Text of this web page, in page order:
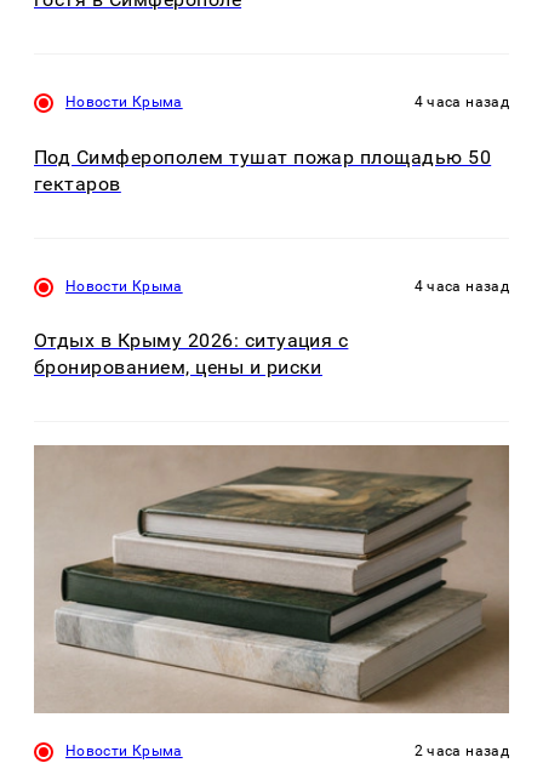
Новости Крыма 4 часа назад
Под Симферополем тушат пожар площадью 50
гектаров
Новости Крыма 4 часа назад
Отдых в Крыму 2026: ситуация с
бронированием, цены и риски
Новости Крыма 2 часа назад